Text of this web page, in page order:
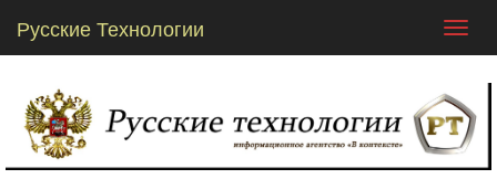
Русские Технологии